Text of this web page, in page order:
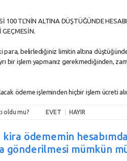
100 TL’NİN ALTINA DÜŞTÜĞÜNDE
para, belirlediğiniz limitin altına
bir işlem yapmanız gerekmediğinden,
ödeme işleminden hiçbir işlem ücreti
oldu mu? EVET HAYIR
kira ödememin
gönderilmesi mümkün